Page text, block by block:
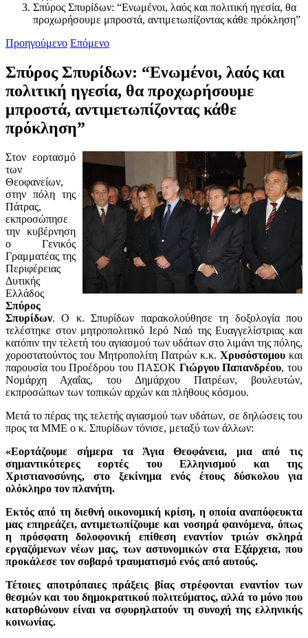
Σπύρος Σπυρίδων: “Ενωμένοι, λαός και πολιτική ηγεσία, θα
προχωρήσουμε μπροστά, αντιμετωπίζοντας κάθε πρόκληση”
Προηγούμενο Επόμενο
Σπύρος Σπυρίδων: “Ενωμένοι, λαός και
πολιτική ηγεσία, θα προχωρήσουμε
μπροστά, αντιμετωπίζοντας κάθε
πρόκληση”
Στον εορτασμό
των
Θεοφανείων,
στην πόλη της
Πάτρας,
εκπροσώπησε
την κυβέρνηση
ο Γενικός
Γραμματέας της
Περιφέρειας
Δυτικής
Ελλάδος
Σπύρος
Σπυρίδων. Ο κ. Σπυρίδων παρακολούθησε τη δοξολογία που
τελέστηκε στον μητροπολιτικό Ιερό Ναό της Ευαγγελίστριας και
κατόπιν την τελετή του αγιασμού των υδάτων στο λιμάνι της πόλης,
χοροστατούντος του Μητροπολίτη Πατρών κ.κ. Χρυσόστομου και
παρουσία του Προέδρου του ΠΑΣΟΚ Γιώργου Παπανδρέου, του
Νομάρχη Αχαΐας, του Δημάρχου Πατρέων, βουλευτών,
εκπροσώπων των τοπικών αρχών και πλήθους κόσμου.
Μετά το πέρας της τελετής αγιασμού των υδάτων, σε δηλώσεις του
προς τα ΜΜΕ ο κ. Σπυρίδων τόνισε, μεταξύ των άλλων:
«Εορτάζουμε σήμερα τα Άγια Θεοφάνεια, μια από τις
σημαντικότερες εορτές του Ελληνισμού και της
Χριστιανοσύνης, στο ξεκίνημα ενός έτους δύσκολου για
ολόκληρο τον πλανήτη.
Εκτός από τη διεθνή οικονομική κρίση, η οποία αναπόφευκτα
μας επηρεάζει, αντιμετωπίζουμε και νοσηρά φαινόμενα, όπως
η πρόσφατη δολοφονική επίθεση εναντίον τριών σκληρά
εργαζόμενων νέων μας, των αστυνομικών στα Εξάρχεια, που
προκάλεσε τον σοβαρό τραυματισμό ενός από αυτούς.
Τέτοιες αποτρόπαιες πράξεις βίας στρέφονται εναντίον των
θεσμών και του δημοκρατικού πολιτεύματος, αλλά το μόνο που
κατορθώνουν είναι να σφυρηλατούν τη συνοχή της ελληνικής
κοινωνίας.